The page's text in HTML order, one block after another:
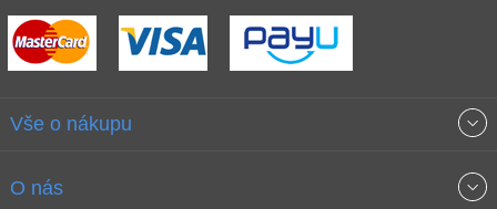
Vše o nákupu
Obchodní podmínky
O nás